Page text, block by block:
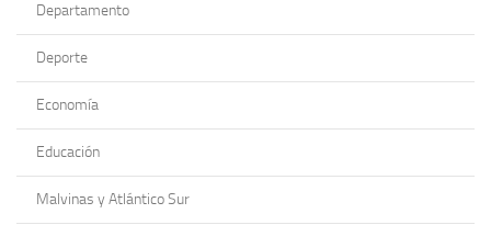
Departamento
Deporte
Economía
Educación
Malvinas y Atlántico Sur